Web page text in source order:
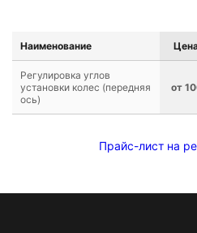
Наименование
Регулировка углов
установки колес (передняя
ось)
от
Прайс-лист на